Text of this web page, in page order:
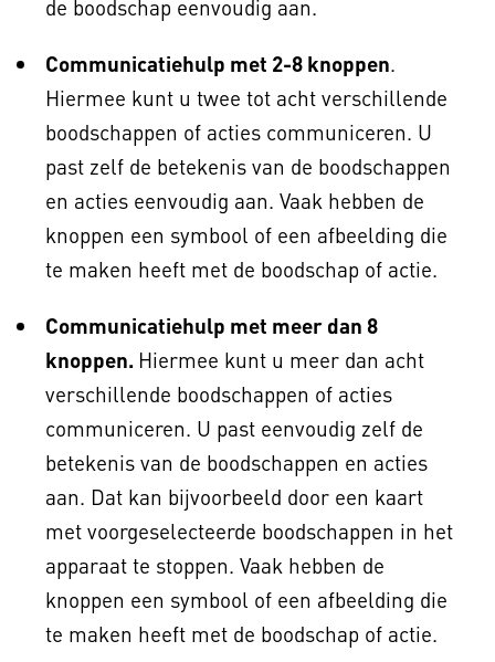
de boodschap eenvoudig aan.
Communicatiehulp met 2-8 knoppen.
Hiermee kunt u twee tot acht verschillende
boodschappen of acties communiceren. U
past zelf de betekenis van de boodschappen
en acties eenvoudig aan. Vaak hebben de
knoppen een symbool of een afbeelding die
te maken heeft met de boodschap of actie.
Communicatiehulp met meer dan 8
knoppen. Hiermee kunt u meer dan acht
verschillende boodschappen of acties
communiceren. U past eenvoudig zelf de
betekenis van de boodschappen en acties
aan. Dat kan bijvoorbeeld door een kaart
met voorgeselecteerde boodschappen in het
apparaat te stoppen. Vaak hebben de
knoppen een symbool of een afbeelding die
te maken heeft met de boodschap of actie.